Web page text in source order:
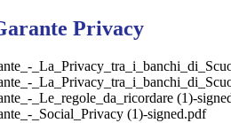
Privacy
_Le_regole_da_ricordare (1)-
_Social_Privacy (1)-signed.pdf